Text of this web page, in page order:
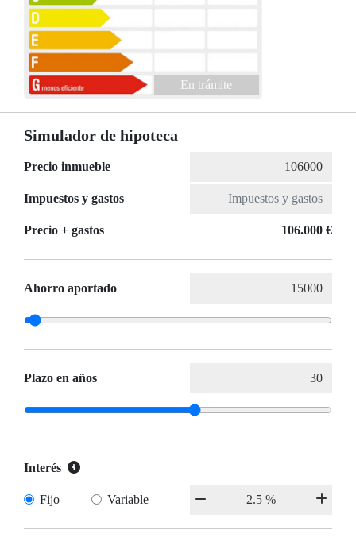
En trámite
Simulador de hipoteca
Precio inmueble
Impuestos y gastos
Precio + gastos 106.000 €
Ahorro aportado
Plazo en años
Interés
Fijo Variable